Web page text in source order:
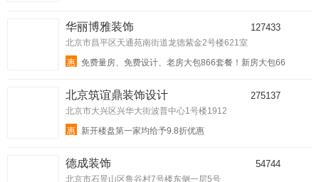
华丽博雅装饰 127433
北京市昌平区天通苑南街道龙德紫金2号楼621室
惠
免费量房、免费设计、老房大包866套餐！新房大包66
北京筑谊鼎装饰设计 275137
北京市大兴区兴华大街波普中心1号楼1912
惠
新开楼盘第一家均给予9.8折优惠
德成装饰 54744
北京市石景山区鲁谷村7号楼东侧一层5号